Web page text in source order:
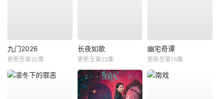
九门2026
更新至第20集
长夜如歌
更新至第22集
幽宅奇谭
更新至第16集